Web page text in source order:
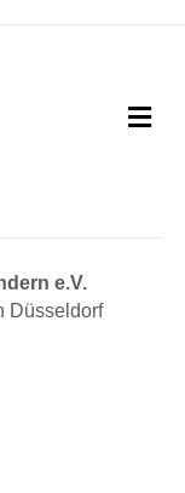
e.V.
Düsseldorf
N
a
a